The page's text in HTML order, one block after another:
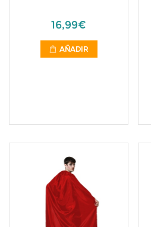
16,99€
AÑADIR